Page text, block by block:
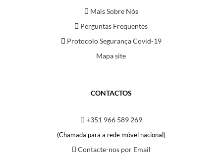
Mais Sobre Nós
Perguntas Frequentes
Protocolo Segurança Covid-19
Mapa site
CONTACTOS
+351 966 589 269
(Chamada para a rede móvel nacional)
Contacte-nos por Email